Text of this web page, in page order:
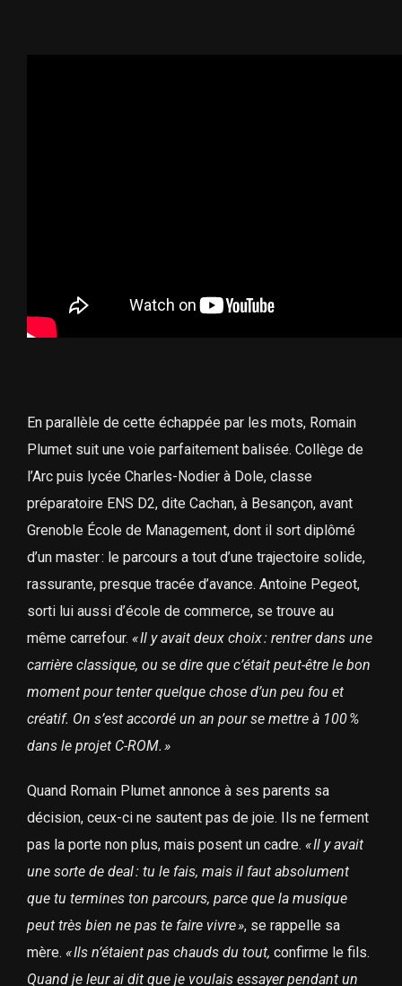
En parallèle de cette échappée par les mots, Romain
Plumet suit une voie parfaitement balisée. Collège de
l’Arc puis lycée Charles-Nodier à Dole, classe
préparatoire ENS D2, dite Cachan, à Besançon, avant
Grenoble École de Management, dont il sort diplômé
d’un master : le parcours a tout d’une trajectoire solide,
rassurante, presque tracée d’avance. Antoine Pegeot,
sorti lui aussi d’école de commerce, se trouve au
même carrefour. «Il y avait deux choix: rentrer dans une
carrière classique, ou se dire que c’était peut-être le bon
moment pour tenter quelque chose d’un peu fou et
créatif. On s’est accordé un an pour se mettre à 100%
dans le projet C-ROM. »
Quand Romain Plumet annonce à ses parents sa
décision, ceux-ci ne sautent pas de joie. Ils ne ferment
pas la porte non plus, mais posent un cadre. «Il y avait
une sorte de deal: tu le fais, mais il faut absolument
que tu termines ton parcours, parce que la musique
peut très bien ne pas te faire vivre», se rappelle sa
mère. «Ils n’étaient pas chauds du tout, confirme le fils.
Quand je leur ai dit que je voulais essayer pendant un